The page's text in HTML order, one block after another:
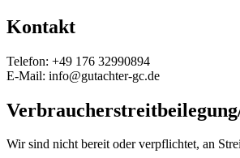
Kontakt
Telefon: +49 176 32990894
E-Mail: info@gutachter-gc.de
Wir sind nicht bereit oder verpflichtet, an